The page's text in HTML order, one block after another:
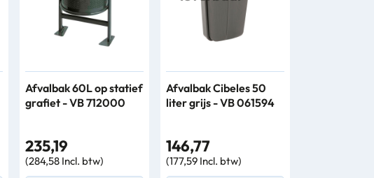
Afvalbak 60L op statief
grafiet - VB 712000
235,19
(284,58 Incl. btw)
Afvalbak Cibeles 50
liter grijs - VB 061594
146,77
(177,59 Incl. btw)